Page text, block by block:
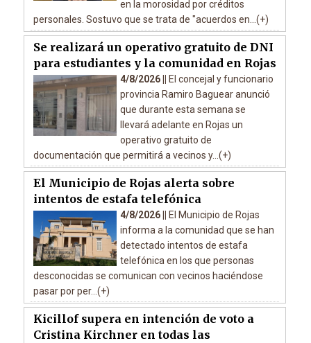
en la morosidad por créditos
personales. Sostuvo que se trata de "acuerdos en...(+)
Se realizará un operativo gratuito de DNI
para estudiantes y la comunidad en Rojas
4/8/2026 ||
El concejal y funcionario
provincia Ramiro Baguear anunció
que durante esta semana se
llevará adelante en Rojas un
operativo gratuito de
documentación que permitirá a vecinos y...(+)
El Municipio de Rojas alerta sobre
intentos de estafa telefónica
4/8/2026 ||
El Municipio de Rojas
informa a la comunidad que se han
detectado intentos de estafa
telefónica en los que personas
desconocidas se comunican con vecinos haciéndose
pasar por per...(+)
Kicillof supera en intención de voto a
Cristina Kirchner en todas las